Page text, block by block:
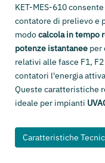
KET-MES-610
contatore di prelievo e
modocalcola in tempo
potenze istantanee per
relativi alle fasce F1,
contatori l'energia
Queste caratteristiche
ideale per impianti
Caratteristiche